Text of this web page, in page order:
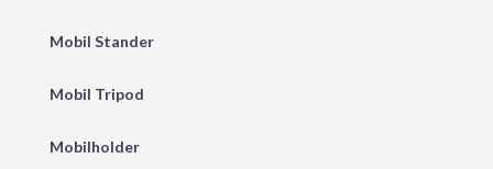
Mobil Stander
Mobil Tripod
Mobilholder